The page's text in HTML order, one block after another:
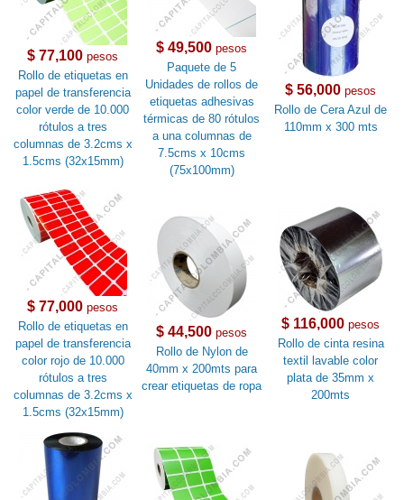
$ 77,100 pesos
Rollo de etiquetas en
papel de transferencia
color verde de 10.000
rótulos a tres
columnas de 3.2cms x
1.5cms (32x15mm)
$ 49,500 pesos
Paquete de 5
Unidades de rollos de
etiquetas adhesivas
térmicas de 80 rótulos
a una columnas de
7.5cms x 10cms
(75x100mm)
$ 56,000 pesos
Rollo de Cera Azul de
110mm x 300 mts
$ 77,000 pesos
Rollo de etiquetas en
papel de transferencia
color rojo de 10.000
rótulos a tres
columnas de 3.2cms x
1.5cms (32x15mm)
$ 44,500 pesos
Rollo de Nylon de
40mm x 200mts para
crear etiquetas de ropa
$ 116,000 pesos
Rollo de cinta resina
textil lavable color
plata de 35mm x
200mts